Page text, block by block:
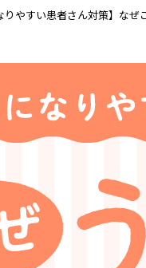
・動画
サイト紹介
生向け / 啓発サイト
かみかみゴクゴク体操
りやすい患者さん対策】な